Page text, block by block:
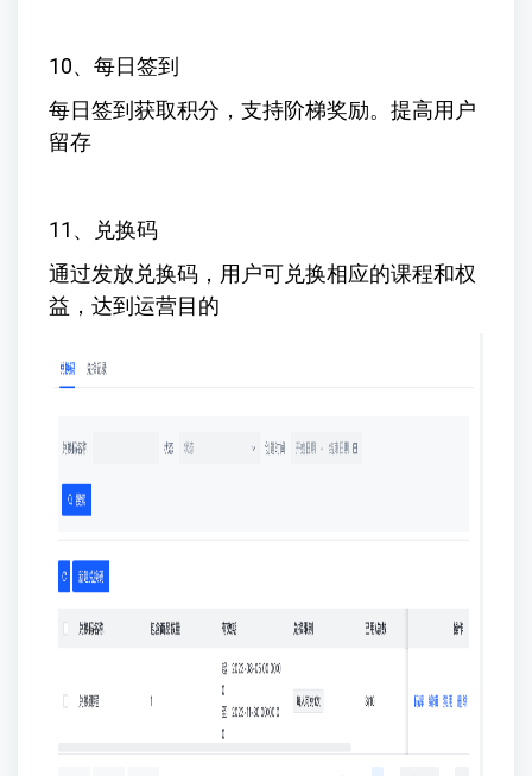
10、每日签到
每日签到获取积分，支持阶梯奖励。提高用户
留存
11、兑换码
通过发放兑换码，用户可兑换相应的课程和权
益，达到运营目的